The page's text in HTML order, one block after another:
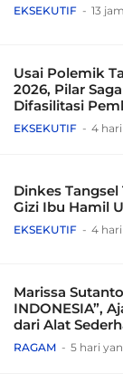
EKSEKUTIF 13
Usai Polemik
2026, Pilar
Difasilitasi
EKSEKUTIF 4
Dinkes
Gizi Ibu Hamil
EKSEKUTIF 4
Marissa
INDONESIA”,
dari Alat
Tradisional
RAGAM 5 hari